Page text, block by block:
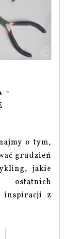
-
o tym,
grudzień
jakie
ostatnich
inspiracji z